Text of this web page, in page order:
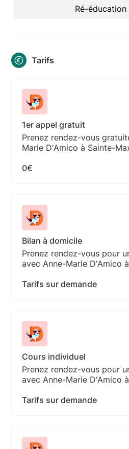
Ré-éducation
Tarifs
1er appel gratuit
Prenez rendez-vous
Marie D'Amico à Sainte-
0€
Bilan à domicile
Prenez rendez-vous pour
avec Anne-Marie D'Amico
Tarifs sur demande
Cours individuel
Prenez rendez-vous pour
avec Anne-Marie D'Amico
Tarifs sur demande